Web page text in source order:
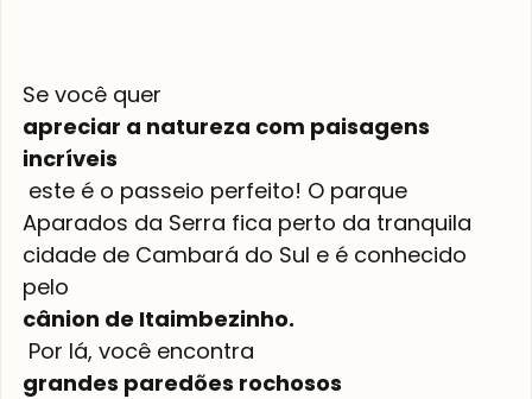
Se você quer
apreciar a natureza com paisagens
incríveis
Aparados da Serra fica perto da tranquila
cidade de Cambará do Sul e é conhecido
pelo
cânion de Itaimbezinho.
Por lá, você encontra
grandes paredões rochosos